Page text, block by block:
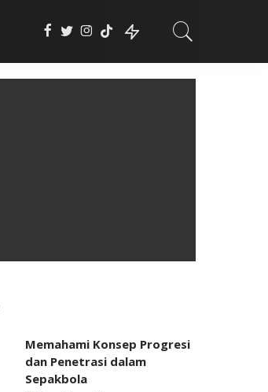
Memahami Konsep Progresi
dan Penetrasi dalam
Sepakbola